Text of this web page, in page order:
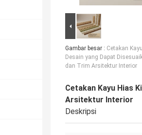
Gambar besar : Cetakan
Desain yang Dapat
dan Trim Arsitektur Interior
Cetakan Kayu Hias
Arsitektur Interior
Deskripsi